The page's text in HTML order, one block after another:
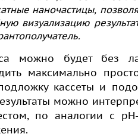
наночастицы,
визуализацию
можно будет без
максимально
кассеты и
можно
по аналогии с